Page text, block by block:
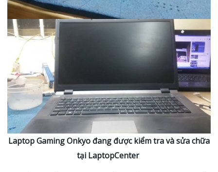
Laptop Gaming Onkyo đang được kiểm tra và sửa chữa
tại LaptopCenter